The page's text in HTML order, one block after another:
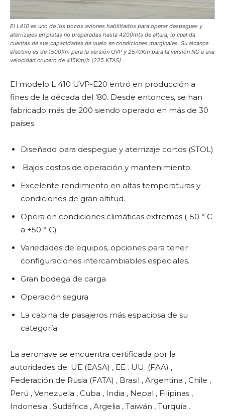
El L410 es uno de los pocos aviones habilitados para operar despegues y
aterrizajes en pistas no preparadas hasta 4200mts de altura, lo cual da
cuentas de sus capacidades de vuelo en condiciones marginales. Su alcance
efectivo es de 1500Km para la versión UVP y 2570Km para la versión NG a una
velocidad crucero de 415Km/h (225 KTAS).
El modelo L 410 UVP-E20 entró en producción a
fines de la década del ’80. Desde entonces, se han
fabricado más de 200 siendo operado en más de 30
países.
Diseñado para despegue y aterrizaje cortos (STOL)
Bajos costos de operación y mantenimiento.
Excelente rendimiento en altas temperaturas y
condiciones de gran altitud.
Opera en condiciones climáticas extremas (-50 ° C
a +50 ° C)
Variedades de equipos, opciones para tener
configuraciones intercambiables especiales.
Gran bodega de carga
Operación segura
La cabina de pasajeros más espaciosa de su
categoría.
La aeronave se encuentra certificada por la
autoridades de: UE (EASA) , EE . UU. (FAA) ,
Federación de Rusia (FATA) , Brasil , Argentina , Chile ,
Perú , Venezuela , Cuba , India , Nepal , Filipinas ,
Indonesia , Sudáfrica , Argelia , Taiwán , Turquía .